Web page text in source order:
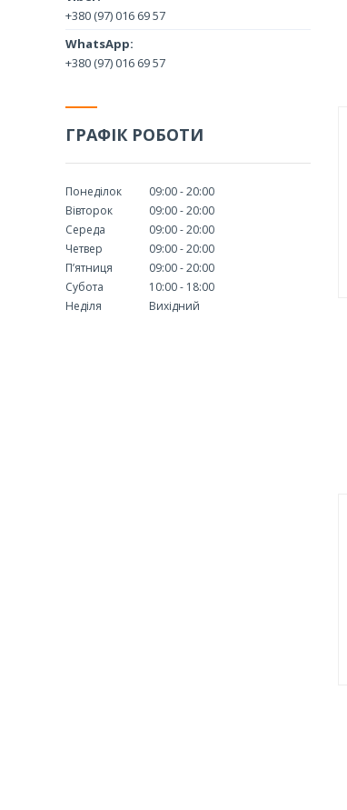
+380 (97) 016 69 57
+380 (97) 016 69 57
ГРАФІК РОБОТИ
Понеділок 09:00 20:00
Вівторок
09:00 20:00
Середа
09:00 20:00
Четвер
09:00 20:00
Пʼятниця
09:00 20:00
Субота
10:00
18:00
Неділя
Вихідний